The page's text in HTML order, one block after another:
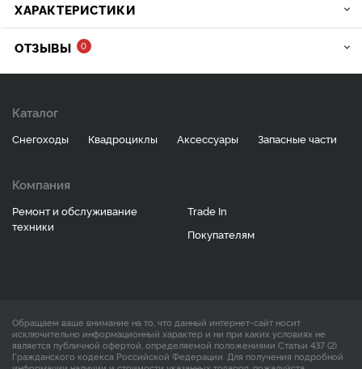
ХАРАКТЕРИСТИКИ
ОТЗЫВЫ 0
Каталог
Снегоходы Квадроциклы Аксессуары Запасные части
Компания
Ремонт и обслуживание
техники
Trade In
Покупателям
Обращаем ваше внимание на то, что данный интернет-сайт носит
исключительно информационный характер и ни при каких условиях не
является публичной офертой, определяемой положениями Статьи 437 (2)
Гражданского кодекса Российской Федерации. Для получения подробной